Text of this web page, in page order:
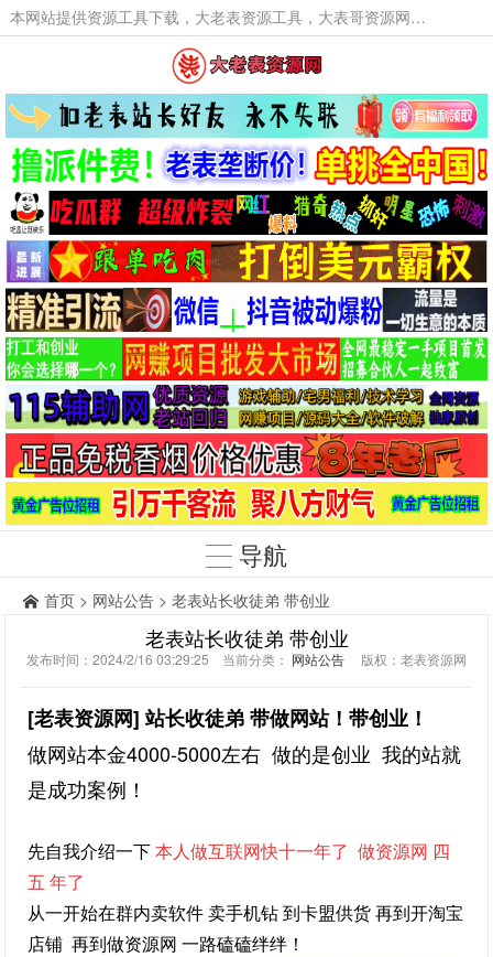
本网站提供资源工具下载，大老表资源工具，大表哥资源网软件工具，大老表资源下载，活动线报福利资源分享,活动线报，大型网游经典游戏，网络热门技术游戏辅助交流与分享。
导航
首页 > 网站公告 > 老表站长收徒弟 带创业
老表站长收徒弟 带创业
发布时间：2024/2/16 03:29:25 当前分类： 网站公告 版权：老表资源网
[老表资源网] 站长收徒弟带做网站！带创业！
做网站本金4000-5000左右 做的是创业 我的站就
是成功案例！
先自我介绍一下本人做互联网快十一年了 做资源网 四
五 年了
从一开始在群内卖软件 卖手机钻 到卡盟供货 再到开淘宝
店铺 再到做资源网 一路磕磕绊绊！